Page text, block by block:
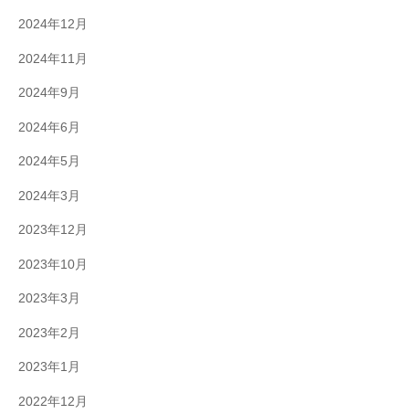
2024年12月
2024年11月
2024年9月
2024年6月
2024年5月
2024年3月
2023年12月
2023年10月
2023年3月
2023年2月
2023年1月
2022年12月